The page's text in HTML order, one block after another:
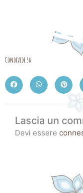
Condividi su
Lascia un
Devi essere